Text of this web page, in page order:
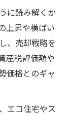
に読み解くか
上昇や横ばい
、売却戦略を
産税評価額や
価格とのギャ
エコ住宅やス